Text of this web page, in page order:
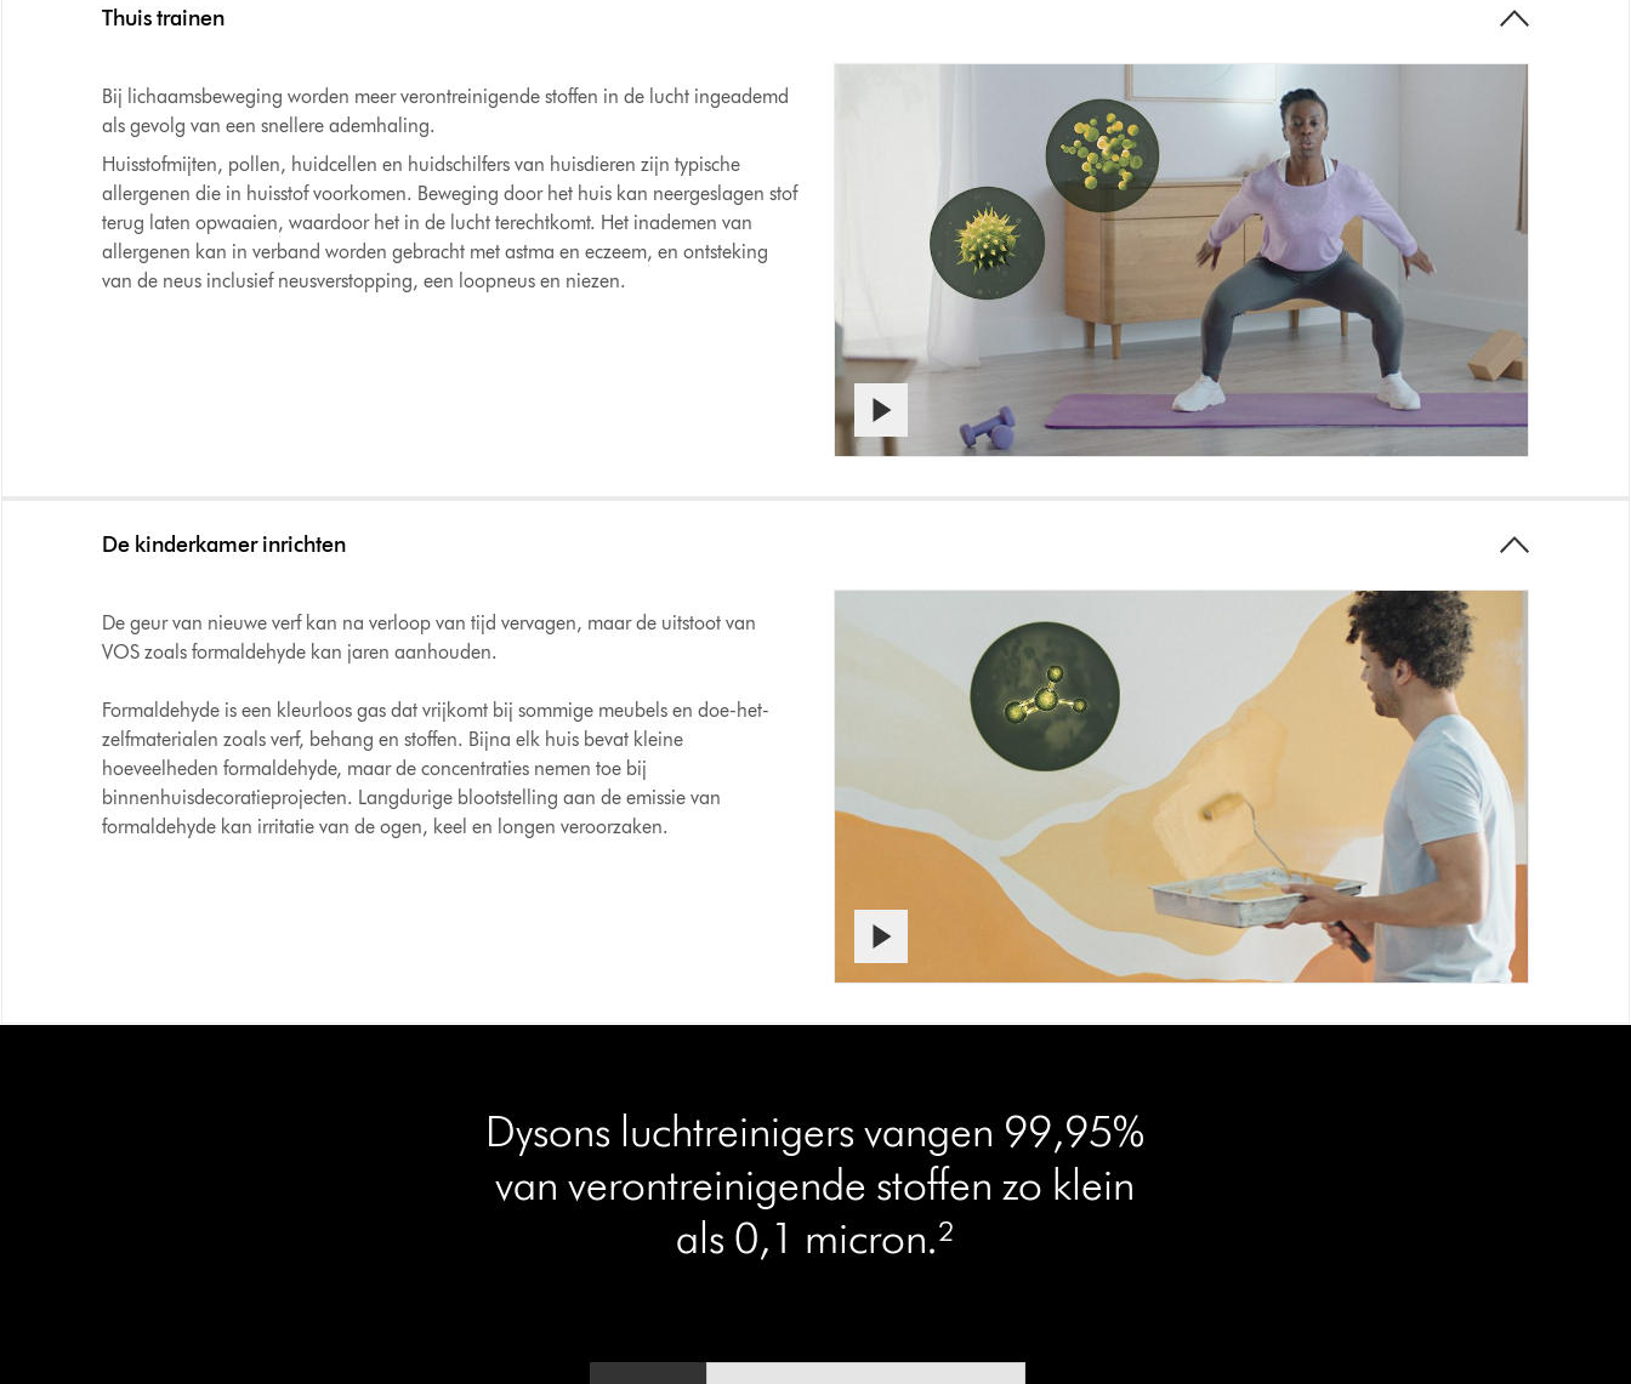
Thuis trainen
Bij lichaamsbeweging worden meer verontreinigende stoffen in de lucht ingeademd
als gevolg van een snellere ademhaling.
Huisstofmijten, pollen, huidcellen en huidschilfers van huisdieren zijn typische
allergenen die in huisstof voorkomen. Beweging door het huis kan neergeslagen stof
terug laten opwaaien, waardoor het in de lucht terechtkomt. Het inademen van
allergenen kan in verband worden gebracht met astma en eczeem, en ontsteking
van de neus inclusief neusverstopping, een loopneus en niezen.
De kinderkamer inrichten
De geur van nieuwe verf kan na verloop van tijd vervagen, maar de uitstoot van
VOS zoals formaldehyde kan jaren aanhouden.
Formaldehyde is een kleurloos gas dat vrijkomt bij sommige meubels en doe-het-
zelfmaterialen zoals verf, behang en stoffen. Bijna elk huis bevat kleine
hoeveelheden formaldehyde, maar de concentraties nemen toe bij
binnenhuisdecoratieprojecten. Langdurige blootstelling aan de emissie van
formaldehyde kan irritatie van de ogen, keel en longen veroorzaken.
Dysons luchtreinigers vangen 99,95%
van verontreinigende stoffen zo klein
als 0,1 micron.²